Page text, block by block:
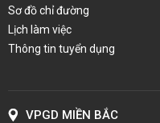
Sơ đồ chỉ đường
Lịch làm việc
Thông tin tuyển dụng
VPGD MIỀN BẮC